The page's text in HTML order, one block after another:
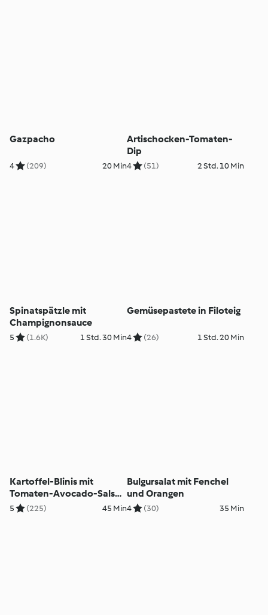
Gazpacho
4 (209) 20 Min
Artischocken-Tomaten-
Dip
4 (51) 2 Std. 10 Min
Spinatspätzle mit
Champignonsauce
5 (1.6K) 1 Std. 30 Min
Gemüsepastete in Filoteig
4 (26) 1 Std. 20 Min
Kartoffel-Blinis mit
Tomaten-Avocado-Salsa
und Meerrettichdip
5 (225) 45 Min
Bulgursalat mit Fenchel
und Orangen
4 (30) 35 Min